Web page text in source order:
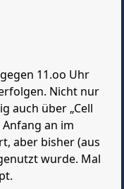
11.oo Uhr
Nicht nur
auch über „Cell
an im
aber bisher (aus
wurde. Mal